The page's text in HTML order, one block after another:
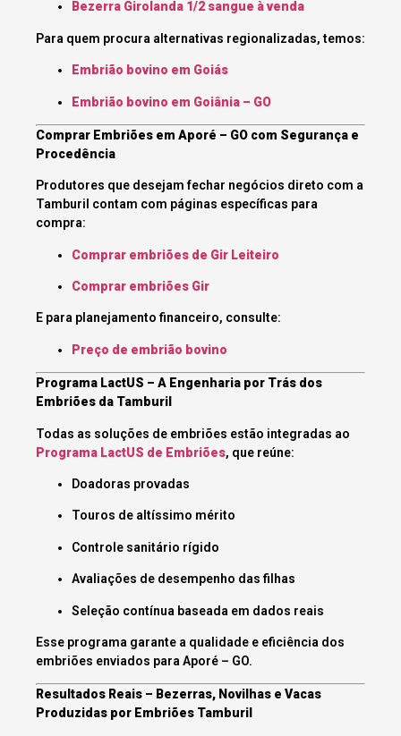
Bezerra Girolanda 1/2 sangue à venda
Para quem procura alternativas regionalizadas, temos:
Embrião bovino em Goiás
Embrião bovino em Goiânia – GO
Comprar Embriões em Aporé – GO com Segurança e
Procedência
Produtores que desejam fechar negócios direto com a
Tamburil contam com páginas específicas para
compra:
Comprar embriões de Gir Leiteiro
Comprar embriões Gir
E para planejamento financeiro, consulte:
Preço de embrião bovino
Programa LactUS – A Engenharia por Trás dos
Embriões da Tamburil
Todas as soluções de embriões estão integradas ao
Programa LactUS de Embriões, que reúne:
Doadoras provadas
Touros de altíssimo mérito
Controle sanitário rígido
Avaliações de desempenho das filhas
Seleção contínua baseada em dados reais
Esse programa garante a qualidade e eficiência dos
embriões enviados para Aporé – GO.
Resultados Reais – Bezerras, Novilhas e Vacas
Produzidas por Embriões Tamburil